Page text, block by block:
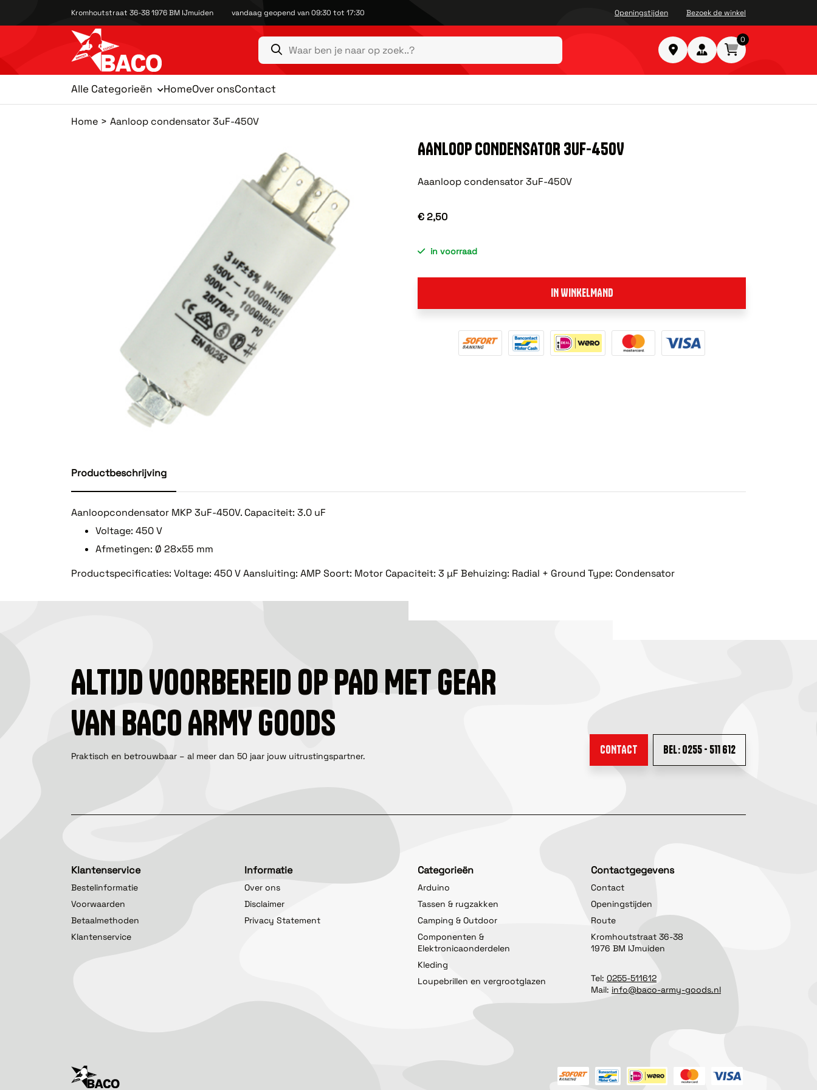
Kromhoutstraat 36-38 1976 BM IJmuiden vandaag geopend van 09:30 tot 17:30 Openingstijden Bezoek de winkel
0
Alle Categorieën HomeOver onsContact
Home Aanloop condensator 3uF-450V
AANLOOP CONDENSATOR 3UF-450V
Aaanloop condensator 3uF-450V
€ 2,50
in voorraad
IN WINKELMAND
Productbeschrijving
Aanloopcondensator MKP 3uF-450V. Capaciteit: 3.0 uF
Voltage: 450 V
Afmetingen: Ø 28x55 mm
Productspecificaties: Voltage: 450 V Aansluiting: AMP Soort: Motor Capaciteit: 3 µF Behuizing: Radial + Ground Type: Condensator
ALTIJD VOORBEREID OP PAD MET GEAR
VAN BACO ARMY GOODS
Praktisch en betrouwbaar – al meer dan 50 jaar jouw uitrustingspartner. CONTACT BEL: 0255 - 511 612
Klantenservice
Bestelinformatie
Voorwaarden
Betaalmethoden
Klantenservice
Informatie
Over ons
Disclaimer
Privacy Statement
Categorieën
Arduino
Tassen & rugzakken
Camping & Outdoor
Componenten &
Elektronicaonderdelen
Kleding
Loupebrillen en vergrootglazen
Contactgegevens
Contact
Openingstijden
Route
Kromhoutstraat 36-38
1976 BM IJmuiden
Tel: 0255-511612
Mail: info@baco-army-goods.nl